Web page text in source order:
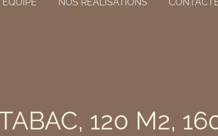
120 M2,